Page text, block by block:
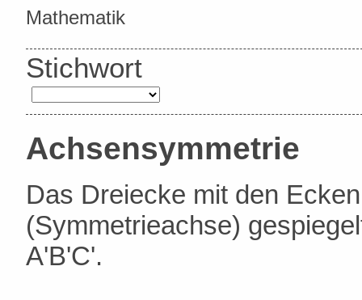
Mathematik
Stichwort
Achsensymmetrie
Das Dreiecke mit den
(Symmetrieachse)
A'B'C'.